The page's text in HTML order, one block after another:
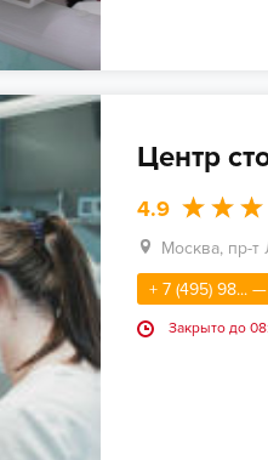
Центр
4.9
Москва, пр-т
+ 7 (495) 98...
Закрыто до